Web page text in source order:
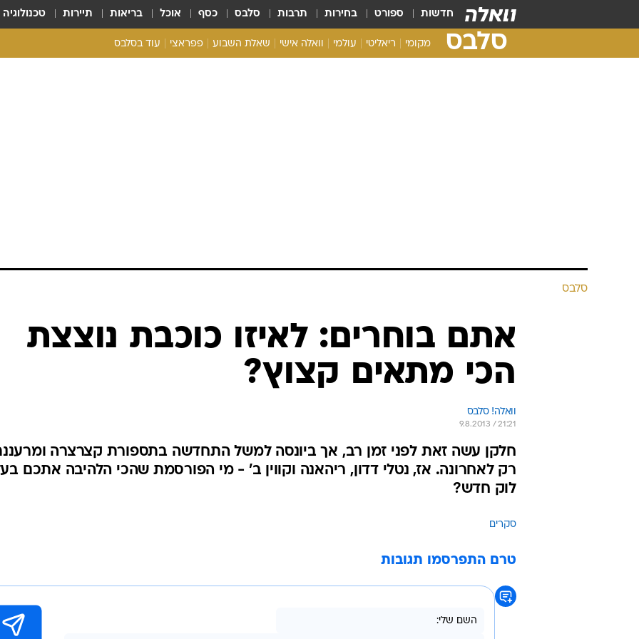
חדשות ספורט בחירות תרבות סלבס כסף אוכל בריאות תיירות טכנולוגיה
סלבס מקומי ריאליטי עולמי וואלה אישי שאלת השבוע פפראצי עוד בסלבס
סלבס
אתם בוחרים: לאיזו כוכבת נוצצת
הכי מתאים קצוץ?
וואלה! סלבס
9.8.2013 / 21:21
חלקן עשה זאת לפני זמן רב, אך ביונסה למשל התחדשה בתספורת קצרצרה
רק לאחרונה. אז, נטלי דדון, ריהאנה וקווין ב' - מי הפורסמת שהכי הלהיבה אתכם
לוק חדש?
סקרים
טרם התפרסמו תגובות